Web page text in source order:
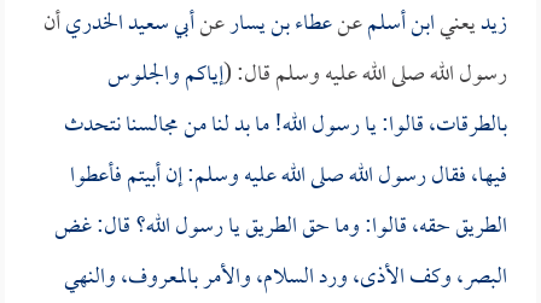
زيديعنيابن أسلمعنعطاء بن يسارعنأبي سعيد الخدريأن
رسول الله صلى الله عليه وسلم قال: (إياكم والجلوس
بالطرقات، قالوا: يا رسول الله! ما بد لنا من مجالسنا نتحدث
فيها، فقال رسول الله صلى الله عليه وسلم: إن أبيتم فأعطوا
الطريق حقه، قالوا: وما حق الطريق يا رسول الله؟ قال: غض
البصر، وكف الأذى، ورد السلام، والأمر بالمعروف، والنهي